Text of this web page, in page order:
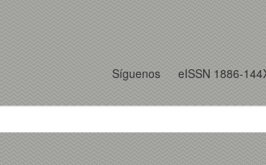
Síguenos eISSN 1886-